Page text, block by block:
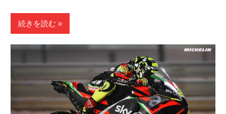
続きを読む